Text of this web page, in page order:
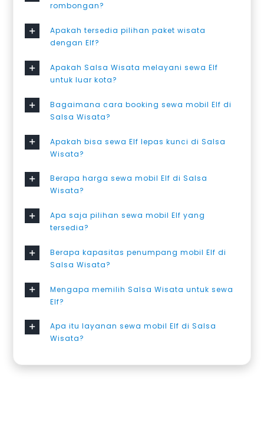
rombongan?
Apakah tersedia pilihan paket wisata
dengan Elf?
Apakah Salsa Wisata melayani sewa Elf
untuk luar kota?
Bagaimana cara booking sewa mobil Elf di
Salsa Wisata?
Apakah bisa sewa Elf lepas kunci di Salsa
Wisata?
Berapa harga sewa mobil Elf di Salsa
Wisata?
Apa saja pilihan sewa mobil Elf yang
tersedia?
Berapa kapasitas penumpang mobil Elf di
Salsa Wisata?
Mengapa memilih Salsa Wisata untuk sewa
Elf?
Apa itu layanan sewa mobil Elf di Salsa
Wisata?